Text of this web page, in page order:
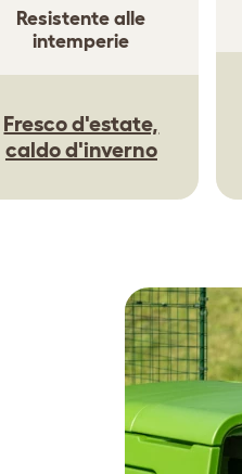
Resistente alle
intemperie
Fresco d'estate,
caldo d'inverno